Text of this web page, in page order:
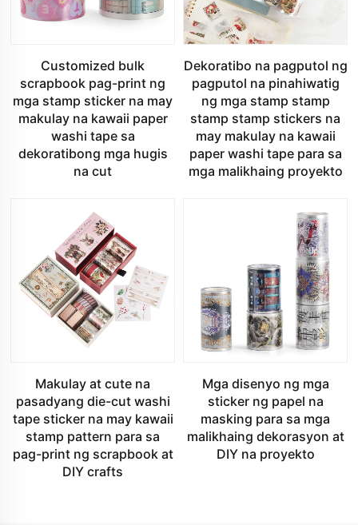
Customized bulk
scrapbook pag-print ng
mga stamp sticker na may
makulay na kawaii paper
washi tape sa
dekoratibong mga hugis
na cut
Dekoratibo na pagputol ng
pagputol na pinahiwatig
ng mga stamp stamp
stamp stamp stickers na
may makulay na kawaii
paper washi tape para sa
mga malikhaing proyekto
Makulay at cute na
pasadyang die-cut washi
tape sticker na may kawaii
stamp pattern para sa
pag-print ng scrapbook at
DIY crafts
Mga disenyo ng mga
sticker ng papel na
masking para sa mga
malikhaing dekorasyon at
DIY na proyekto